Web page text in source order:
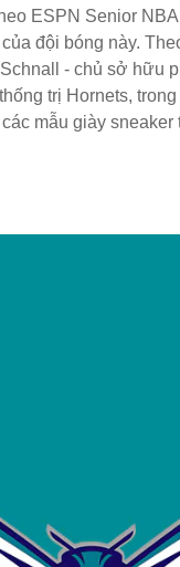
ESPN Senior NBA
đội bóng này.
- chủ sở hữu
trị Hornets,
mẫu giày sneaker